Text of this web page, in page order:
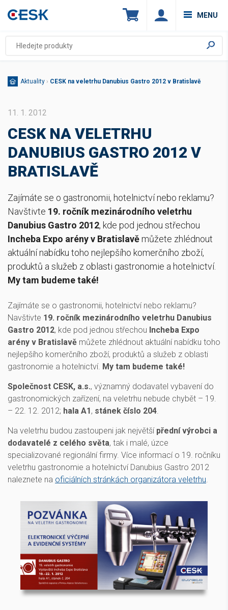
MENU
Aktuality › CESK na veletrhu Danubius Gastro 2012 v Bratislavě
11. 1. 2012
CESK NA VELETRHU
DANUBIUS GASTRO 2012 V
BRATISLAVĚ
Zajímáte se o gastronomii, hotelnictví nebo reklamu?
Navštivte 19. ročník mezinárodního veletrhu
Danubius Gastro 2012, kde pod jednou střechou
Incheba Expo arény v Bratislavěmůžete zhlédnout
aktuální nabídku toho nejlepšího komerčního zboží,
produktů a služeb z oblasti gastronomie a hotelnictví.
My tam budeme také!
Zajímáte se o gastronomii, hotelnictví nebo reklamu?
Navštivte 19. ročník mezinárodního veletrhu Danubius
Gastro 2012, kde pod jednou střechou Incheba Expo
arény v Bratislavě můžete zhlédnout aktuální nabídku toho
nejlepšího komerčního zboží, produktů a služeb z oblasti
gastronomie a hotelnictví. My tam budeme také!
Společnost CESK, a.s., významný dodavatel vybavení do
gastronomických zařízení, na veletrhu nebude chybět – 19.
– 22. 12. 2012; hala A1, stánek číslo 204.
Na veletrhu budou zastoupeni jak největší přední výrobci a
dodavatelé z celého světa, tak i malé, úzce
specializované regionální firmy. Více informací o 19. ročníku
veletrhu gastronomie a hotelnictví Danubius Gastro 2012
naleznete na oficiálních stránkách organizátora veletrhu.